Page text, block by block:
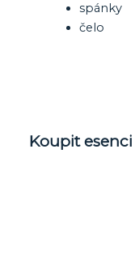
spánky
čelo
Koupit esenci